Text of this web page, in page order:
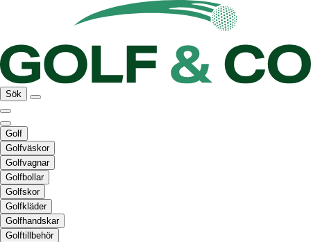
Sök
Golf
Golfväskor
Golfvagnar
Golfbollar
Golfskor
Golfkläder
Golfhandskar
Golftillbehör